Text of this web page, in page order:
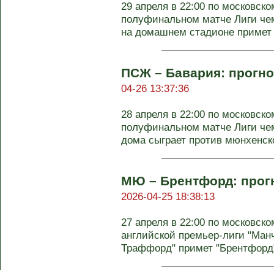
29 апреля в 22:00 по
полуфинальном матче Лиги
на домашнем стадионе примет
ПСЖ – Бавария:
04-26 13:37:36
28 апреля в 22:00 по
полуфинальном матче Лиги
дома сыграет против
МЮ – Брентфорд:
2026-04-25 18:38:13
27 апреля в 22:00 по
английской премьер-лиги
Траффорд" примет